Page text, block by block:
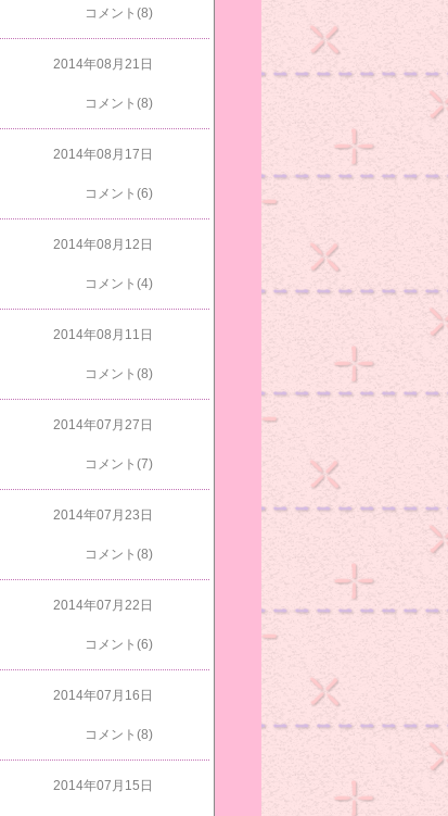
コメント(8)
2014年08月21日
コメント(8)
2014年08月17日
コメント(6)
2014年08月12日
コメント(4)
2014年08月11日
コメント(8)
2014年07月27日
コメント(7)
2014年07月23日
コメント(8)
2014年07月22日
コメント(6)
2014年07月16日
コメント(8)
2014年07月15日